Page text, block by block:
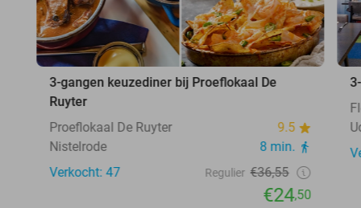
3-gangen keuzediner bij Proeflokaal De
Ruyter
Proeflokaal De Ruyter
9.5
Nistelrode
8 min.
Verkocht: 47
Regulier €36,55
€24,50